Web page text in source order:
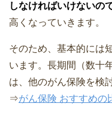
しなければいけないの
高くなっていきます。
そのため、基本的には
います。長期間（数十
は、他のがん保険を検
⇒がん保険 おすすめの